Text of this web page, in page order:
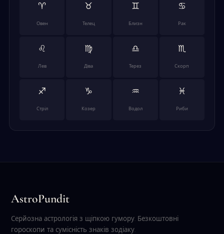
♈
Овен
♉
Телец
♊
Близн
♋
Рак
♌
Лев
♍
Діва
♎
Терез
♏
Скорп
♐
Стріл
♑
Козер
♒
Водол
♓
Риби
AstroPundit
Серйозна астрологія з щіпкою гумору. Безкоштовні
гороскопи та сумісність знаків зодіаку.